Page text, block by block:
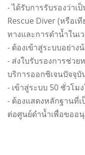
- ได้รับการรับรองว่าเ
Rescue Diver (หรือเ
ทางและการดำน้ำใน
- ต้องเข้าสู่ระบบอย่าง
- ส่งใบรับรองการช่วย
บริการออกซิเจนปัจจุบั
- เข้าสู่ระบบ 50 ชั่วโม
- ต้องแสดงหลักฐานที่
ต่อศูนย์ดำน้ำเพื่อขออ